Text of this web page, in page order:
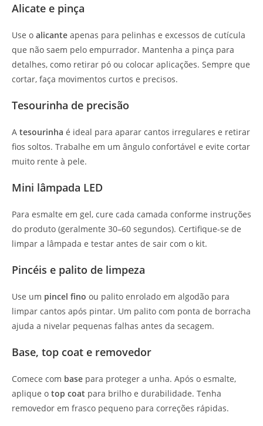
Alicate e pinça
Use o alicante apenas para pelinhas e excessos de cutícula
que não saem pelo empurrador. Mantenha a pinça para
detalhes, como retirar pó ou colocar aplicações. Sempre que
cortar, faça movimentos curtos e precisos.
Tesourinha de precisão
A tesourinha é ideal para aparar cantos irregulares e retirar
fios soltos. Trabalhe em um ângulo confortável e evite cortar
muito rente à pele.
Mini lâmpada LED
Para esmalte em gel, cure cada camada conforme instruções
do produto (geralmente 30–60 segundos). Certifique-se de
limpar a lâmpada e testar antes de sair com o kit.
Pincéis e palito de limpeza
Use um pincel fino ou palito enrolado em algodão para
limpar cantos após pintar. Um palito com ponta de borracha
ajuda a nivelar pequenas falhas antes da secagem.
Base, top coat e removedor
Comece com base para proteger a unha. Após o esmalte,
aplique o top coat para brilho e durabilidade. Tenha
removedor em frasco pequeno para correções rápidas.